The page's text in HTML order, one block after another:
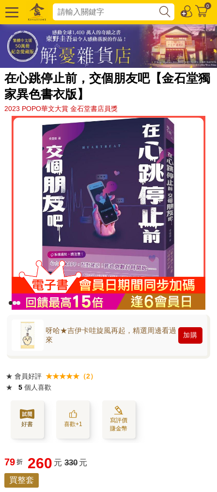
0
在心跳停止前，交個朋友吧【金石堂獨
家異色書衣版】
2023 POPO華文大賞 金石堂書店員獎
呀哈★吉伊卡哇旋風再起，精選周邊看過
來
加購
★ 會員好評 ★★★★★（2）
★
5 個人喜歡
好書 喜歡+1
寫評價
賺金幣
79 折 260 元 330 元
買整套